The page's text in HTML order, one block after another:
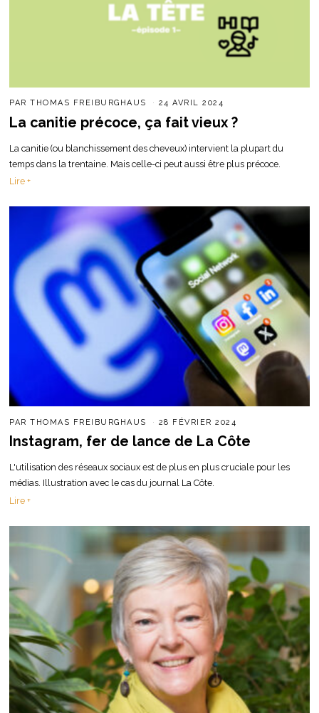
PARTHOMAS FREIBURGHAUS 24 AVRIL 2024
La canitie précoce, ça fait vieux ?
La canitie (ou blanchissement des cheveux) intervient la plupart du
temps dans la trentaine. Mais celle-ci peut aussi être plus précoce.
Lire +
PARTHOMAS FREIBURGHAUS 28 FÉVRIER 2024
Instagram, fer de lance de La Côte
L'utilisation des réseaux sociaux est de plus en plus cruciale pour les
médias. Illustration avec le cas du journal La Côte.
Lire +